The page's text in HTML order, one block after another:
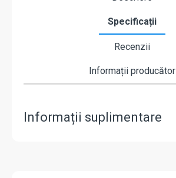
Specificații
Recenzii
Informații producător
Informații suplimentare